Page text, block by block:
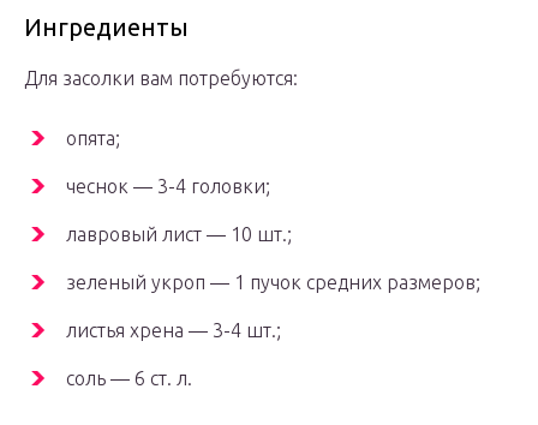
Ингредиенты
Для засолки вам потребуются:
опята;
чеснок — 3-4 головки;
лавровый лист — 10 шт.;
зеленый укроп — 1 пучок средних размеров;
листья хрена — 3-4 шт.;
соль — 6 ст. л.